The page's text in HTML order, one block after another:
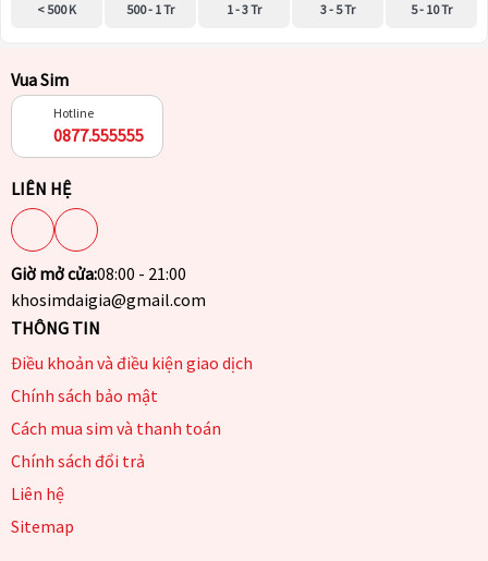
< 500 K 500 - 1 Tr 1 - 3 Tr 3 - 5 Tr 5 - 10 Tr
Vua Sim
Hotline
0877.555555
LIÊN HỆ
Giờ mở cửa:08:00 - 21:00
khosimdaigia@gmail.com
THÔNG TIN
Điều khoản và điều kiện giao dịch
Chính sách bảo mật
Cách mua sim và thanh toán
Chính sách đổi trả
Liên hệ
Sitemap